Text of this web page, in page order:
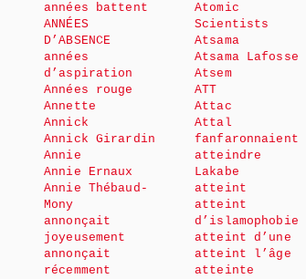
années battent
ANNÉES
D’ABSENCE
années
d’aspiration
Années rouge
Annette
Annick
Annick Girardin
Annie
Annie Ernaux
Annie Thébaud-
Mony
annonçait
joyeusement
annonçait
récemment
Atomic
Scientists
Atsama
Atsama Lafosse
Atsem
ATT
Attac
Attal
fanfaronnaient
atteindre
Lakabe
atteint
atteint
d’islamophobie
atteint d’une
atteint l’âge
atteinte